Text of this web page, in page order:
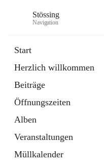
Stössing
Navigation
Start
Herzlich willkommen
Beiträge
Öffnungszeiten
Alben
Veranstaltungen
Müllkalender
Datei
in
Tab
Kindergarten
öffnet
in
neuem
Tab